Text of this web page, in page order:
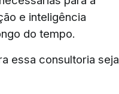
e inteligência
do tempo.
essa consultoria seja